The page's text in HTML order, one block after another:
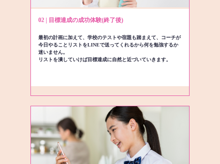
02 | 目標達成の成功体験(終了後)
最初の計画に加えて、学校のテストや宿題も踏まえて、コーチが
今日やることリストをLINEで送ってくれるから何を勉強するか
迷いません。
リストを潰していけば目標達成に自然と近づいていきます。